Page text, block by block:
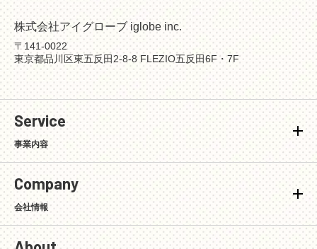
株式会社アイグローブ iglobe inc.
〒141-0022
東京都品川区東五反田2-8-8 FLEZIO五反田6F・7F
Service
事業内容
Company
会社情報